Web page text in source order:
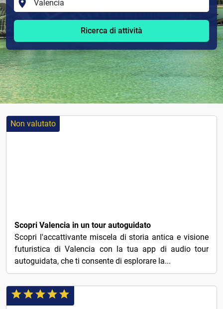
Ricerca di attività
Non valutato
Scopri Valencia in un tour autoguidato
Scopri l'accattivante miscela di storia antica e visione
futuristica di Valencia con la tua app di audio tour
autoguidata, che ti consente di esplorare la...